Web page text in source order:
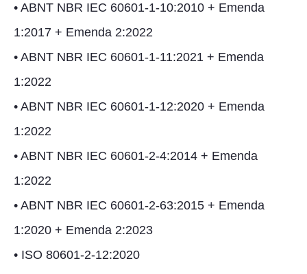
• ABNT NBR IEC 60601-1-10:2010 + Emenda
1:2017 + Emenda 2:2022
• ABNT NBR IEC 60601-1-11:2021 + Emenda
1:2022
• ABNT NBR IEC 60601-1-12:2020 + Emenda
1:2022
• ABNT NBR IEC 60601-2-4:2014 + Emenda
1:2022
• ABNT NBR IEC 60601-2-63:2015 + Emenda
1:2020 + Emenda 2:2023
• ISO 80601-2-12:2020